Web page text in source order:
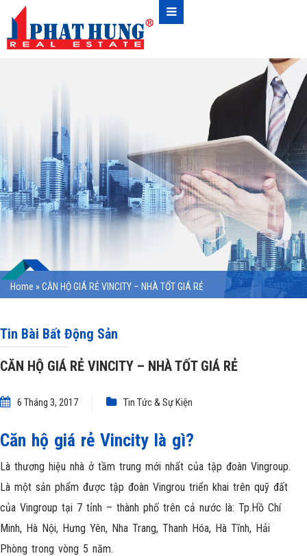
Home »CĂN HỘ GIÁ RẺ VINCITY – NHÀ TỐT GIÁ RẺ
Tin Bài Bất Động Sản
CĂN HỘ GIÁ RẺ VINCITY – NHÀ TỐT GIÁ RẺ
6 Tháng 3, 2017 Tin Tức & Sự Kiện
Căn hộ giá rẻ Vincity là gì?
Là thương hiệu nhà ở tầm trung mới nhất của tập đoàn Vingroup.
Là một sản phẩm được tập đoàn Vingrou triển khai trên quỹ đất
của Vingroup tại 7 tỉnh – thành phố trên cả nước là: Tp.Hồ Chí
Minh, Hà Nội, Hưng Yên, Nha Trang, Thanh Hóa, Hà Tĩnh, Hải
Phòng trong vòng 5 năm.